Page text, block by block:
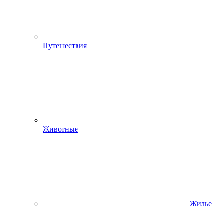
Путешествия
Животные
Жилье